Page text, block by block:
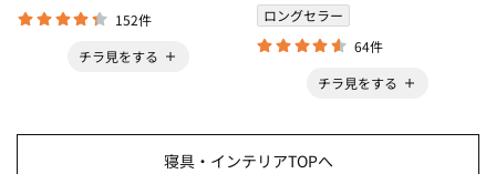
152件
チラ見をする
ロングセラー
64件
チラ見をする
寝具・インテリアTOPへ